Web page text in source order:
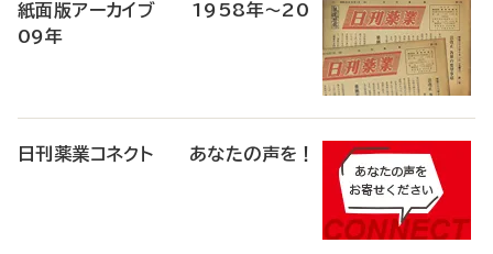
紙面版アーカイブ 1958年～20
09年
日刊薬業コネクト あなたの声を！